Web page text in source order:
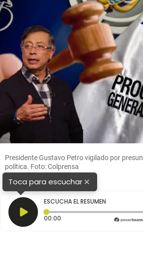
Presidente Gustavo Petro vigilado por
política. Foto: Colprensa
Toca para escuchar×
ESCUCHA EL RESUMEN
00:00 Tiempo transcurrido: 0